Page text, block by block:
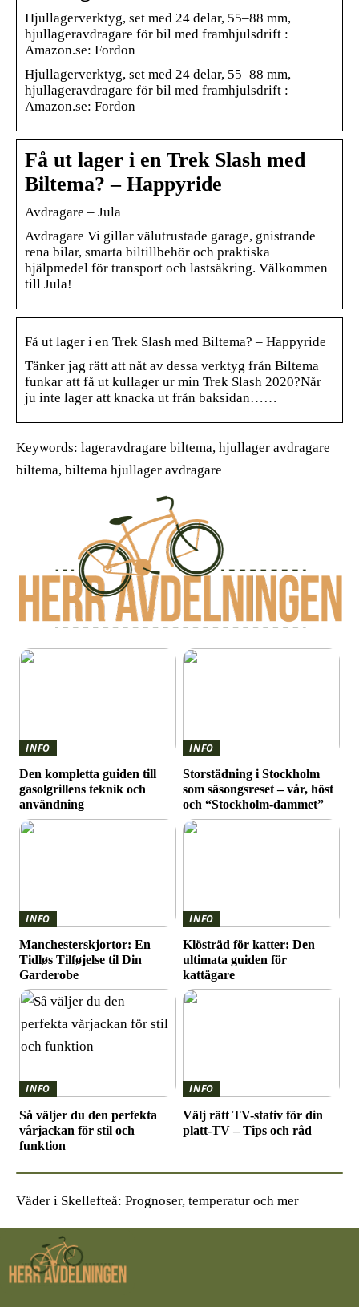
Hjullagerverktyg, set med 24 delar, 55–88 mm,
hjullageravdragare för bil med framhjulsdrift :
Amazon.se: Fordon
Hjullagerverktyg, set med 24 delar, 55–88 mm,
hjullageravdragare för bil med framhjulsdrift :
Amazon.se: Fordon
Få ut lager i en Trek Slash med
Biltema? – Happyride
Avdragare – Jula
Avdragare Vi gillar välutrustade garage, gnistrande
rena bilar, smarta biltillbehör och praktiska
hjälpmedel för transport och lastsäkring. Välkommen
till Jula!
Få ut lager i en Trek Slash med Biltema? – Happyride
Tänker jag rätt att nåt av dessa verktyg från Biltema
funkar att få ut kullager ur min Trek Slash 2020?Når
ju inte lager att knacka ut från baksidan……
Keywords: lageravdragare biltema, hjullager avdragare
biltema, biltema hjullager avdragare
INFO
Den kompletta guiden till
gasolgrillens teknik och
användning
INFO
Storstädning i Stockholm
som säsongsreset – vår, höst
och “Stockholm-dammet”
INFO
Manchesterskjortor: En
Tidløs Tilføjelse til Din
Garderobe
INFO
Klösträd för katter: Den
ultimata guiden för
kattägare
INFO
Så väljer du den perfekta
vårjackan för stil och
funktion
INFO
Välj rätt TV-stativ för din
platt-TV – Tips och råd
Väder i Skellefteå: Prognoser, temperatur och mer